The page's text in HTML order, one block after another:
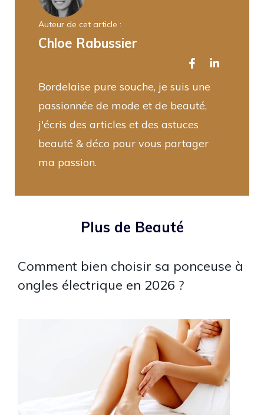
Auteur de cet article :
Chloe Rabussier
Bordelaise pure souche, je suis une
passionnée de mode et de beauté,
j'écris des articles et des astuces
beauté & déco pour vous partager
ma passion.
Plus de Beauté
Comment bien choisir sa ponceuse à
ongles électrique en 2026 ?